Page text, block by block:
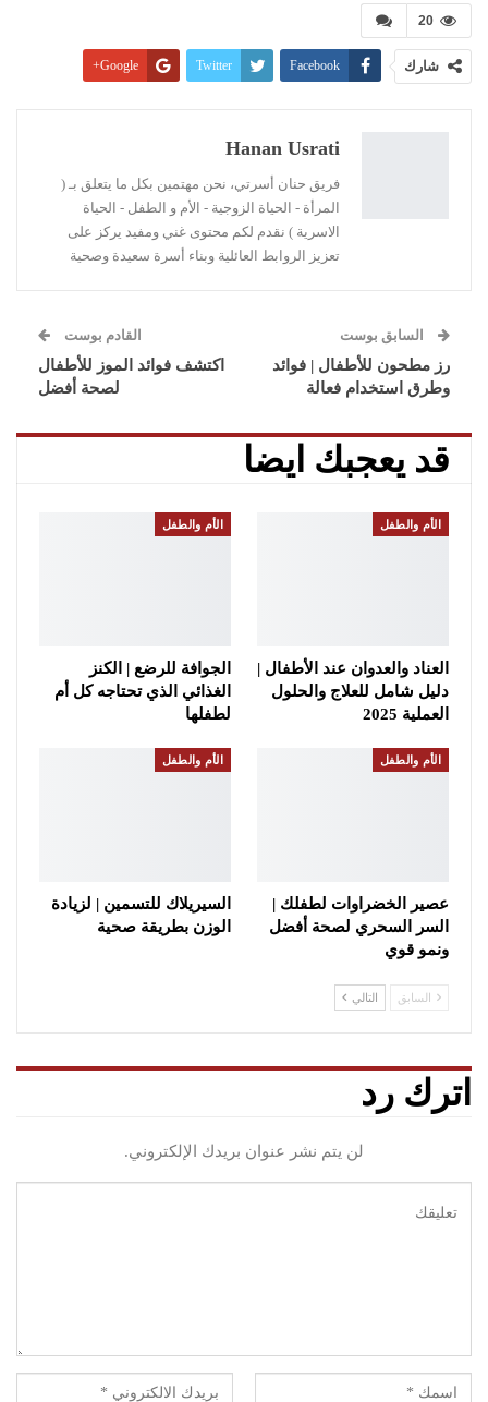
20
شارك Facebook
Twitter
Google+
Linkedin
Hanan Usrati
فريق حنان أسرتي، نحن مهتمين بكل ما يتعلق بـ (
المرأة - الحياة الزوجية - الأم و الطفل - الحياة
الاسرية ) نقدم لكم محتوى غني ومفيد يركز على
تعزيز الروابط العائلية وبناء أسرة سعيدة وصحية
السابق بوست
رز مطحون للأطفال | فوائد
وطرق استخدام فعالة
القادم بوست
اكتشف فوائد الموز للأطفال
لصحة أفضل
قد يعجبك ايضا
الأم والطفل
العناد والعدوان عند الأطفال |
دليل شامل للعلاج والحلول
العملية 2025
الأم والطفل
الجوافة للرضع | الكنز
الغذائي الذي تحتاجه كل أم
لطفلها
الأم والطفل
عصير الخضراوات لطفلك |
السر السحري لصحة أفضل
ونمو قوي
الأم والطفل
السيريلاك للتسمين | لزيادة
الوزن بطريقة صحية
السابق التالي
اترك رد
لن يتم نشر عنوان بريدك الإلكتروني.